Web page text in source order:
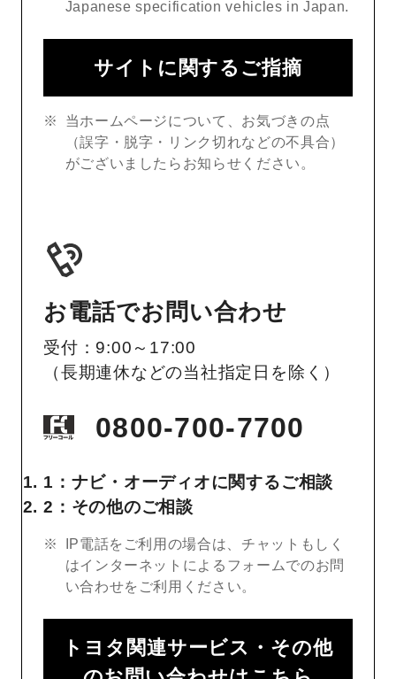
Japanese specification vehicles in Japan.
サイトに関するご指摘
当ホームページについて、お気づきの点
（誤字・脱字・リンク切れなどの不具合）
がございましたらお知らせください。
お電話でお問い合わせ
受付：9:00～17:00
（長期連休などの当社指定日を除く）
0800-700-7700
1：ナビ・オーディオに関するご相談
2：その他のご相談
IP電話をご利用の場合は、チャットもしく
はインターネットによるフォームでのお問
い合わせをご利用ください。
トヨタ関連サービス・その他